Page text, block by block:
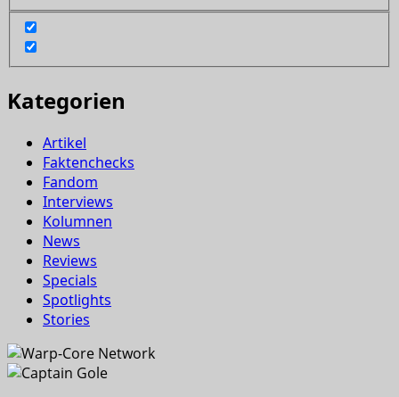
Kategorien
Artikel
Faktenchecks
Fandom
Interviews
Kolumnen
News
Reviews
Specials
Spotlights
Stories